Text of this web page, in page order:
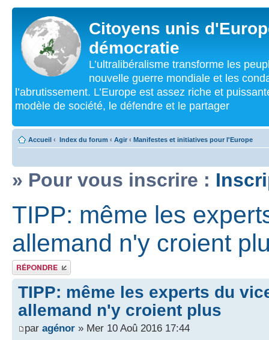
Citoyens unis
démocratie
L’ultralibéralisme transforme les
nouvelle guerre mondiale et les
l’abrutissement. L’Europe est assez riche et
modèle de société, le défendre et le partager
Accueil ‹ Index du forum ‹ Agir ‹ Manifestes et initiatives pour l'Europe
» Pour vous inscrire :
TIPP: même les
allemand n'y croient
Répondre
TIPP: même les experts du
allemand n'y croient plus
par agénor » Mer 10 Aoû 2016 17:44